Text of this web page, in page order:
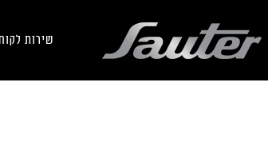
שירות